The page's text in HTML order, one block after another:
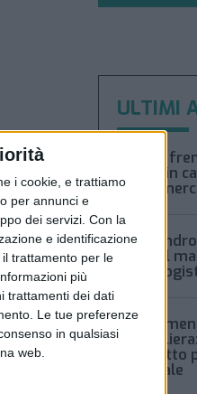
i cookie, e trattiamo
per annunci e
dei servizi. Con la
e identificazione
trattamento per le
più
trattamenti dei dati
Le tue preferenze
in qualsiasi
web.
ULTIMI
Xeneta
tariffe in
aereo
general
Food
della
pacchetto
aziendale